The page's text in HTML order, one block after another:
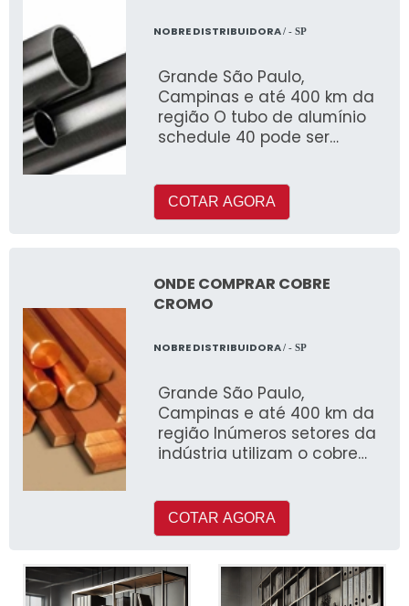
NOBRE DISTRIBUIDORA/ - SP
Grande São Paulo,
Campinas e até 400 km da
região O tubo de alumínio
schedule 40 pode ser
COTAR AGORA
ONDE COMPRAR COBRE
CROMO
NOBRE DISTRIBUIDORA/ - SP
Grande São Paulo,
Campinas e até 400 km da
região Inúmeros setores da
indústria utilizam o cobre
COTAR AGORA